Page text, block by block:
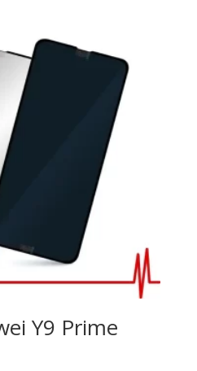
Y9 Prime